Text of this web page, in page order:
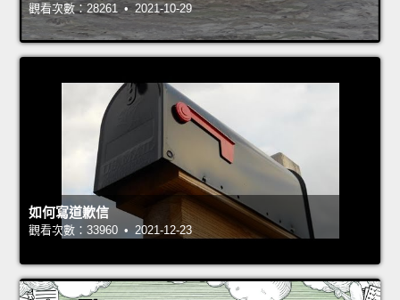
觀看次數：28261 • 2021-10-29
如何寫道歉信
觀看次數：33960 • 2021-12-23